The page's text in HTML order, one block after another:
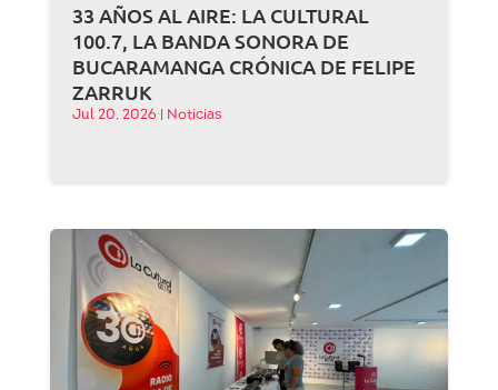
33 AÑOS AL AIRE: LA CULTURAL
100.7, LA BANDA SONORA DE
BUCARAMANGA CRÓNICA DE FELIPE
ZARRUK
Jul 20, 2026 Noticias